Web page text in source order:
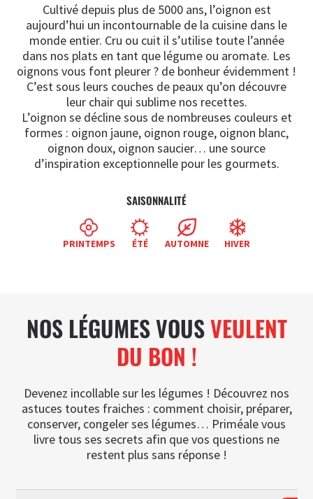
Cultivé depuis plus de 5000 ans, l’oignon est
aujourd’hui un incontournable de la cuisine dans le
monde entier. Cru ou cuit il s’utilise toute l’année
dans nos plats en tant que légume ou aromate. Les
oignons vous font pleurer ? de bonheur évidemment !
C’est sous leurs couches de peaux qu’on découvre
leur chair qui sublime nos recettes.
L’oignon se décline sous de nombreuses couleurs et
formes : oignon jaune, oignon rouge, oignon blanc,
oignon doux, oignon saucier… une source
d’inspiration exceptionnelle pour les gourmets.
SAISONNALITÉ
PRINTEMPS ÉTÉ AUTOMNE HIVER
NOS LÉGUMES VOUSVEULENT
DU BON !
Devenez incollable sur les légumes ! Découvrez nos
astuces toutes fraiches : comment choisir, préparer,
conserver, congeler ses légumes… Priméale vous
livre tous ses secrets afin que vos questions ne
restent plus sans réponse !